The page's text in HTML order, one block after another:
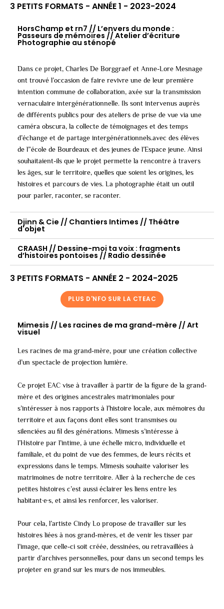
3 PETITS FORMATS - ANNÉE 1 - 2023-2024
HorsChamp et rn7 // L’envers du monde :
Passeurs de mémoires // Atelier d’écriture
Photographie au sténopé
Dans ce projet, Charles De Borggraef et Anne-Lore Mesnage
ont trouvé l’occasion de faire revivre une de leur première
intention commune de collaboration, axée sur la transmission
vernaculaire intergénérationnelle. Ils sont intervenus auprès
de différents publics pour des ateliers de prise de vue via une
caméra obscura, la collecte de témoignages et des temps
d’échange et de partage intergénérationnels.avec des élèves
de l”école de Bourdeaux et des jeunes de l’Espace jeune. Ainsi
souhaitaient-ils que le projet permette la rencontre à travers
les âges, sur le territoire, quelles que soient les origines, les
histoires et parcours de vies. La photographie était un outil
pour parler, raconter, se raconter.
Djinn & Cie // Chantiers Intimes // Théâtre
d'objet
CRAASH // Dessine-moi ta voix : fragments
d’histoires pontoises // Radio dessinée
3 PETITS FORMATS - ANNÉE 2 - 2024-2025
PLUS D'NFO SUR LA CTEAC
Mimesis // Les racines de ma grand-mère // Art
visuel
Les racines de ma grand-mère, pour une création collective
d’un spectacle de projection lumière.
Ce projet EAC vise à travailler à partir de la ﬁgure de la grand-
mère et des origines ancestrales matrimoniales pour
s’intéresser à nos rapports à l’histoire locale, aux mémoires du
territoire et aux façons dont elles sont transmises ou
silenciées au ﬁl des générations. Mimesis s’intéresse à
l’Histoire par l’intime, à une échelle micro, individuelle et
familiale, et du point de vue des femmes, de leurs récits et
expressions dans le temps. Mimesis souhaite valoriser les
matrimoines de notre territoire. Aller à la recherche de ces
petites histoires c’est aussi éclairer les liens entre les
habitant·e·s, et ainsi les renforcer, les valoriser.
Pour cela, l’artiste Cindy Lo propose de travailler sur les
histoires liées à nos grand-mères, et de venir les tisser par
l’image, que celle-ci soit créée, dessinées, ou retravaillées à
partir d’archives personnelles, pour dans un second temps les
projeter en grand sur les murs de nos immeubles.